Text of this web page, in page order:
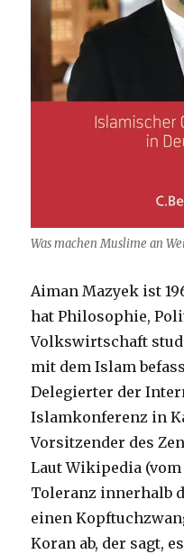
Was machen Muslime an
Aiman Mazyek ist
hat Philosophie,
Volkswirtschaft
mit dem Islam
Delegierter der
Islamkonferenz in
Vorsitzender des
Laut Wikipedia (vom
Toleranz innerhalb
einen
Koran ab, der sagt,